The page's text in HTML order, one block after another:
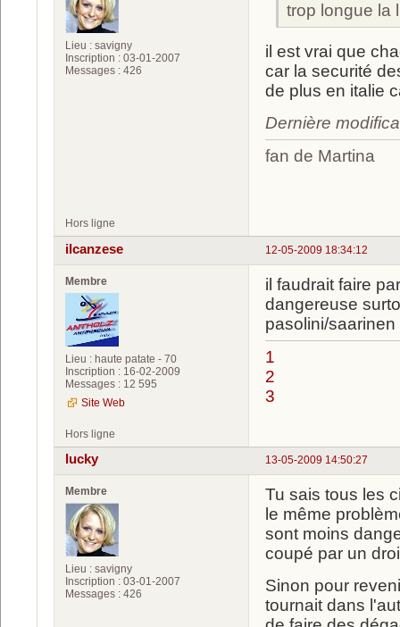
Lieu : savigny
Inscription : 03-01-2007
Messages : 426
trop longue la
il est vrai que
car la securité
de plus en italie
Dernière
fan de Martina
Hors ligne
12-05-2009 18:34:12
ilcanzese
Membre
Lieu : haute patate - 70
Inscription : 16-02-2009
Messages : 12 595
Site Web
il faudrait faire
dangereuse
pasolini/saarinen
1
2
3
Hors ligne
13-05-2009 14:50:27
lucky
Membre
Lieu : savigny
Inscription : 03-01-2007
Messages : 426
Tu sais tous les
le même
sont moins
coupé par un
Sinon pour
tournait dans